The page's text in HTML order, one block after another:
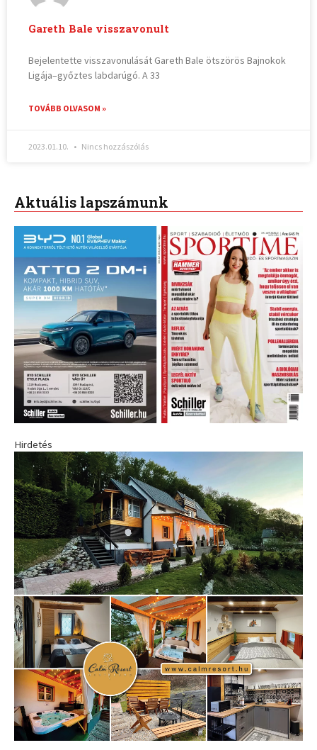
Gareth Bale visszavonult
Bejelentette visszavonulását Gareth Bale ötszörös Bajnokok
Ligája–győztes labdarúgó. A 33
TOVÁBB OLVASOM »
2023.01.10. Nincs hozzászólás
Aktuális lapszámunk
Hirdetés